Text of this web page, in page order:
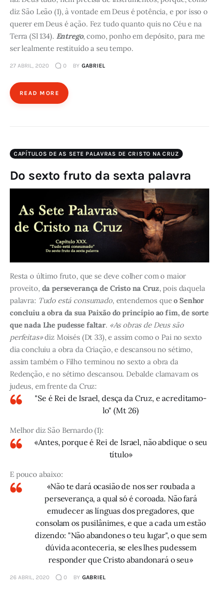
diz São Leão (1), à vontade em Deus é potência, e por isso o
querer em Deus é ação. Fez tudo quanto quis no Céu e na
Terra (Sl 134). Entrego, como, ponho em depósito, para me
ser lealmente restituído a seu tempo.
27 ABRIL, 2020 0 BY GABRIEL
READ MORE
CAPÍTULOS DE AS SETE PALAVRAS DE CRISTO NA CRUZ
Do sexto fruto da sexta palavra
Resta o último fruto, que se deve colher com o maior
proveito, da perseverança de Cristo na Cruz, pois daquela
palavra: Tudo está consumado, entendemos queo Senhor
concluiu a obra da sua Paixão do princípio ao fim, de sorte
que nada Lhe pudesse faltar. «As obras de Deus são
perfeitas»diz Moisés (Dt 33), e assim como o Pai no sexto
dia concluiu a obra da Criação, e descansou no sétimo,
assim também o Filho terminou no sexto a obra da
Redenção, e no sétimo descansou. Debalde clamavam os
judeus, em frente da Cruz:
"Se é Rei de Israel, desça da Cruz, e acreditamo-
lo" (Mt 26)
Melhor diz São Bernardo (1):
«Antes, porque é Rei de Israel, não abdique o seu
título»
E pouco abaixo:
«Não te dará ocasião de nos ser roubada a
perseverança, a qual só é coroada. Não fará
emudecer as línguas dos pregadores, que
consolam os pusilânimes, e que a cada um estão
dizendo: "Não abandones o teu lugar", o que sem
dúvida aconteceria, se eles lhes pudessem
responder que Cristo abandonará o seu»
26 ABRIL, 2020 0 BY GABRIEL